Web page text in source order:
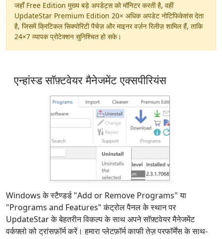
जहाँ Free Edition मुख्य बड़े अपडेट्स को मॉनिटर करती है, वहीं
UpdateStar Premium Edition 20× अधिक अपडेट नोटिफिकेशंस देता
है, जिसमें क्रिटिकल सिक्योरिटी पैचेज़ और माइनर वर्ज़न रिलीज़ शामिल हैं, ताकि
24×7 व्यापक प्रोटेक्शन सुनिश्चित हो सके।
एन्हांस्ड सॉफ़्टवेयर मैनेजमेंट एक्सपीरियंस
Windows के स्टैण्डर्ड "Add or Remove Programs" या
"Programs and Features" कंट्रोल पैनल के स्थान पर
UpdateStar के बेहतरीन विकल्प के साथ अपने सॉफ़्टवेयर मैनेजमेंट
वर्कफ़्लो को ट्रांसफ़ॉर्म करें। हमारा प्लेटफ़ॉर्म काफी तेज़ परफॉर्मेंस के साथ-